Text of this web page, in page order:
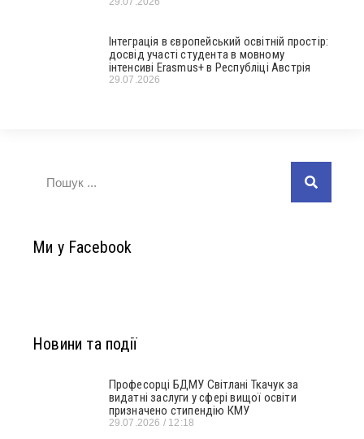
Інтеграція в європейський освітній простір:
досвід участі студента в мовному
інтенсиві Erasmus+ в Республіці Австрія
29.07.2026
Ми у Facebook
Новини та події
Професорці БДМУ Світлані Ткачук за
видатні заслуги у сфері вищої освіти
призначено стипендію КМУ
29.07.2026 12:18